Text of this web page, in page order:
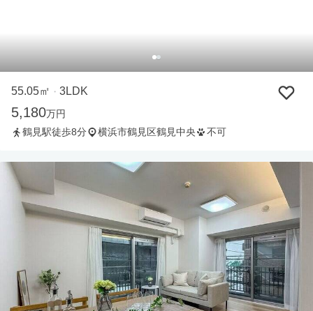
55.05㎡ ・ 3LDK
5,180万円
鶴見駅徒歩8分
横浜市鶴見区鶴見中央 不可